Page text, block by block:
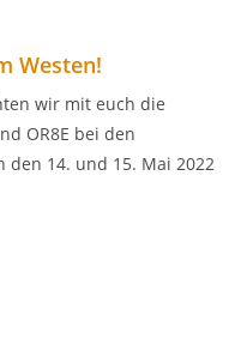
Westen!
wir mit euch die
OR8E bei den
14. und 15. Mai 2022